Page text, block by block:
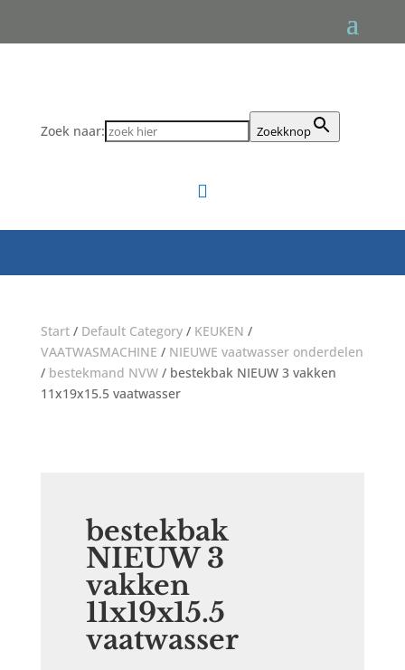
Zoek naar: Zoekknop

Start/ Default Category/ KEUKEN /
VAATWASMACHINE / NIEUWE vaatwasser onderdelen
/ bestekmand NVW/ bestekbak NIEUW 3 vakken
11x19x15.5 vaatwasser
bestekbak
NIEUW 3
vakken
11x19x15.5
vaatwasser